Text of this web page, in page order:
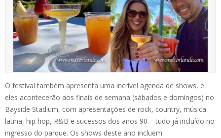
O festival também apresenta uma incrível agenda de shows, e
eles acontecerão aos finais de semana (sábados e domingos) no
Bayside Stadium, com apresentações de rock, country, música
latina, hip hop, R&B e sucessos dos anos 90 – tudo já incluído no
ingresso do parque. Os shows deste ano incluem: